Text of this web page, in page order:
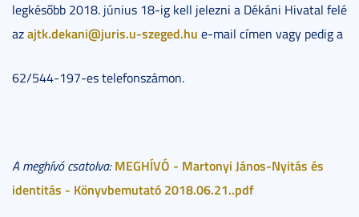
legkésőbb 2018. június 18-ig kell jelezni a Dékáni Hivatal felé
azajtk.dekani@juris.u-szeged.hu e-mail címen vagy pedig a
62/544-197-es telefonszámon.
A meghívó csatolva: MEGHÍVÓ - Martonyi János-Nyitás és
identitás - Könyvbemutató 2018.06.21..pdf